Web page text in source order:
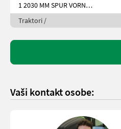
1 2030 MM SPUR VORN
1 3
Traktori /
Vaši kontakt osobe: